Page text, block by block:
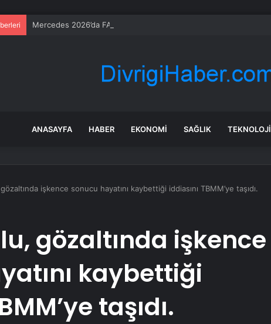
Mercedes 2026’da FAVÖK beklentisini aştı
ANASAYFA HABER EKONOMI SAĞLIK TEKNOLOJI
işkence sonucu hayatını kaybettiği iddiasını TBMM’ye taşıdı.
gözaltında işkence
kaybettiği
taşıdı.